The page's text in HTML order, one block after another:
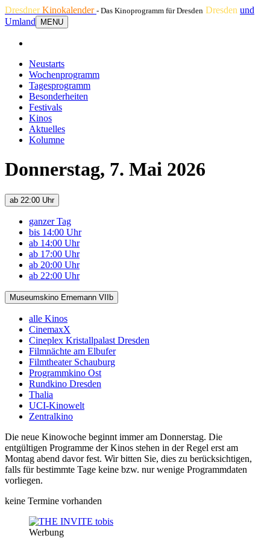
DresdnerKinokalender - Das Kinoprogramm für Dresden Dresden und
Umland
MENU
Neustarts
Wochenprogramm
Tagesprogramm
Besonderheiten
Festivals
Kinos
Aktuelles
Kolumne
Donnerstag, 7. Mai 2026
ab 22:00 Uhr
ganzer Tag
bis 14:00 Uhr
ab 14:00 Uhr
ab 17:00 Uhr
ab 20:00 Uhr
ab 22:00 Uhr
Museumskino Ernemann VIIb
alle Kinos
CinemaxX
Cineplex Kristallpalast Dresden
Filmnächte am Elbufer
Filmtheater Schauburg
Programmkino Ost
Rundkino Dresden
Thalia
UCI-Kinowelt
Zentralkino
Die neue Kinowoche beginnt immer am Donnerstag. Die
entgültigen Programme der Kinos stehen in der Regel erst am
Montag abend davor fest. Wir bitten Sie, dies zu berücksichtigen,
falls für bestimmte Tage keine bzw. nur wenige Programmdaten
vorliegen.
keine Termine vorhanden
Werbung